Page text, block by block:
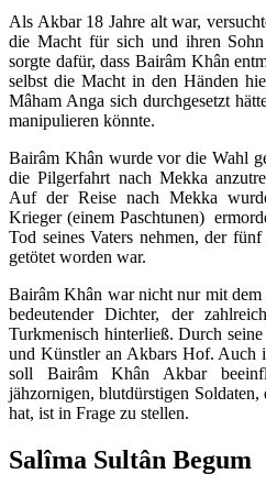
Als Akbar 18 Jahre alt war,
die Macht für sich und ihren Sohn
sorgte dafür, dass Bairâm Khân
selbst die Macht in den Händen
Mâham Anga sich durchgesetzt
manipulieren könnte.
Bairâm Khân wurde vor die Wahl
die Pilgerfahrt nach Mekka
Auf der Reise nach Mekka
Krieger (einem Paschtunen)
Tod seines Vaters nehmen, der
getötet worden war.
Bairâm Khân war nicht nur mit
bedeutender Dichter, der
Turkmenisch hinterließ. Durch
und Künstler an Akbars Hof. Auch
soll Bairâm Khân Akbar
jähzornigen, blutdürstigen
hat, ist in Frage zu stellen.
Salîma Sultân Begum